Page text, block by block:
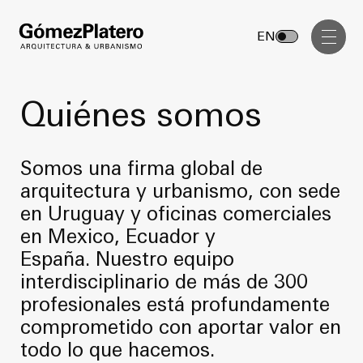
Gerenciamiento de Obra
Anteproyecto
Proyecto Ejecutivo
Dirección de Obra
Proyectos
GP inside
EN
Arquitectura
Urbanismo
Gerenciamiento de Obra
Diseño Interior
Comunicación Visual
Quiénes somos
Somos una firma global de
arquitectura y urbanismo, con sede
en Uruguay y oficinas comerciales
en Mexico, Ecuador y
España. Nuestro equipo
interdisciplinario de más de 300
profesionales está profundamente
comprometido con aportar valor en
todo lo que hacemos.